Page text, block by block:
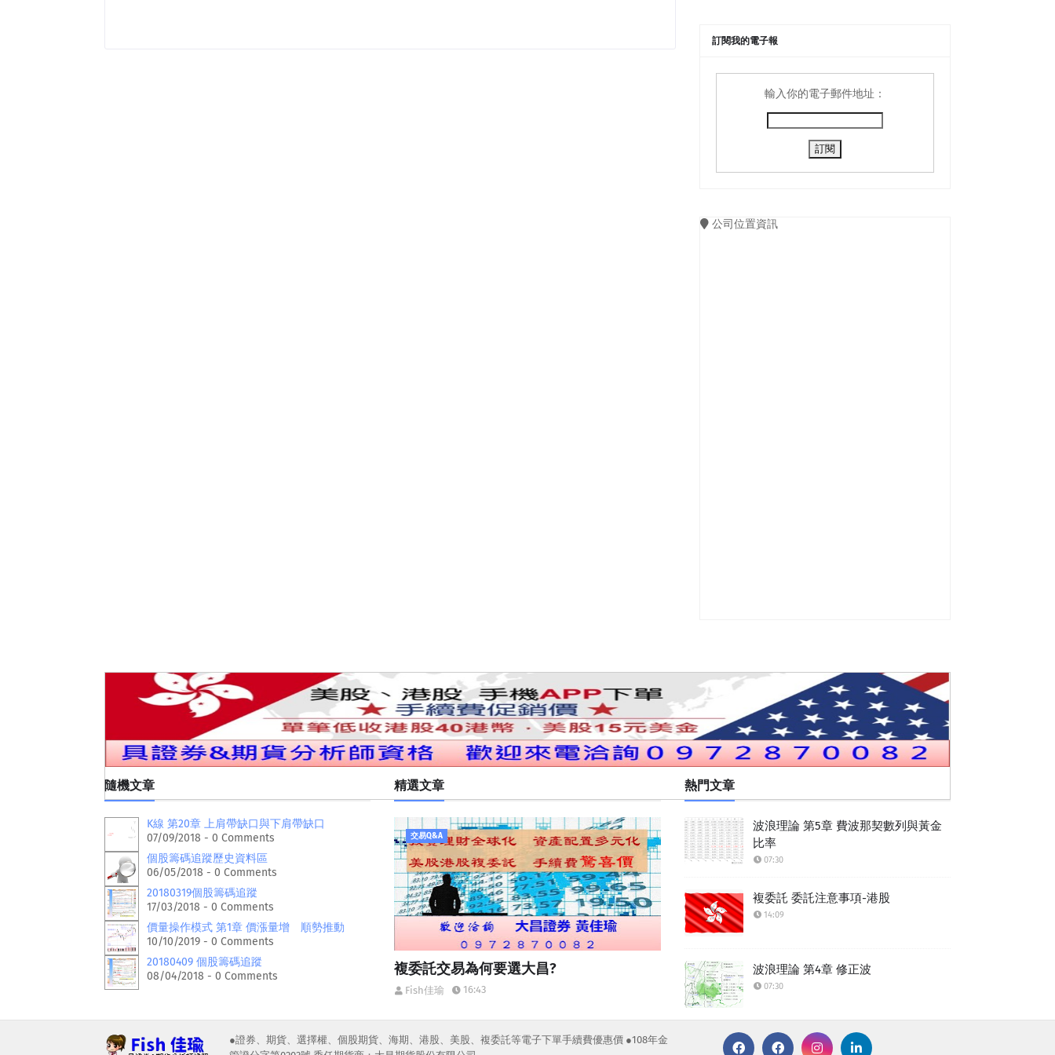
訂閱我的電子報
輸入你的電子郵件地址：
公司位置資訊
隨機文章
K線 第20章 上肩帶缺口與下肩帶缺口
07/09/2018 - 0 Comments
個股籌碼追蹤歷史資料區
06/05/2018 - 0 Comments
20180319個股籌碼追蹤
17/03/2018 - 0 Comments
價量操作模式 第1章 價漲量增 順勢推動
10/10/2019 - 0 Comments
20180409 個股籌碼追蹤
08/04/2018 - 0 Comments
精選文章
交易Q&A
複委託交易為何要選大昌?
Fish佳瑜 16:43
熱門文章
波浪理論 第5章 費波那契數列與黃金
比率
07:30
複委託 委託注意事項-港股
14:09
波浪理論 第4章 修正波
07:30
●證券、期貨、選擇權、個股期貨、海期、港股、美股、複委託等電子下單手續費優惠價 ●108年金